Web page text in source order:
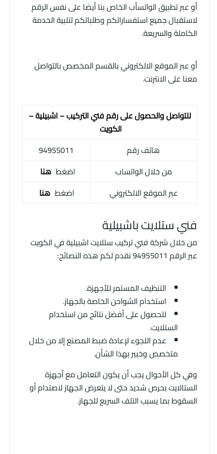
أو عبر تطبيق الواتسأب الخاص بنا أيضا على نفس الرقم
لاستقبال جميع استفساراتكم وطلباتكم لتلبية الخدمة
الكاملة والسريعة.
أو عبر الموقع الالكتروني بالقسم المخصص بالتواصل
معنا على الانترنت.
للتواصل والحصول على رقم فني التركيب – اشبيلية –
الكويت
هاتف رقم
94955011
من خلال الواتساب
اضغط هنا
عبر الموقع الالكتروني
اضغط هنا
فني ستلايت باشبيلية
من خلال شركة فني تركيب ستلايت اشبيلية في الكويت
عبر الرقم 94955011 نقدم لكم هذه النصائح:
التنظيف المستمر للأجهزة.
استخدام الشواحن الخاصة بالجهاز.
للحصول على أفضل نتائج من استخدام
الستلايت.
عدم اللجوء لإعادة ضبط المصنع إلا من خلال
متخصص وخبير بهذا الشأن.
وفي كل الأحوال يجب أن يكون التعامل مع أجهزة
الستالايت بحرص شديد حتى لا يتعرض الجهاز لاصتدام أو
السقوط بما يسبب التلف السريع للجهاز.